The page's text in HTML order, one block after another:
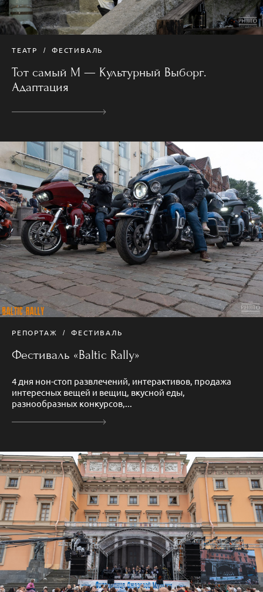
ТЕАТР ФЕСТИВАЛЬ
Тот самый М — Культурный Выборг.
Адаптация
РЕПОРТАЖ ФЕСТИВАЛЬ
Фестиваль «Baltic Rally»
4 дня нон-стоп развлечений, интерактивов, продажа
интересных вещей и вещиц, вкусной еды,
разнообразных конкурсов,...